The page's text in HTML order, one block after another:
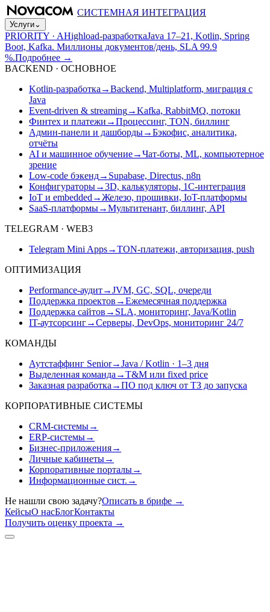
СИСТЕМНАЯ ИНТЕГРАЦИЯ
Услуги⌄
PRIORITY · AHighload-разработкаJava 17–21, Kotlin, Spring
Boot, Kafka. Миллионы документов/день, SLA 99.9
%.Подробнее →
BACKEND · ОСНОВНОЕ
Kotlin-разработка →Backend, Multiplatform, миграция с
Java
Event-driven & streaming→Kafka, RabbitMQ, потоки
Финтех и платежи →Процессинг, TON, биллинг
Админ-панели и дашборды→Бэкофис, аналитика,
отчёты
AI и машинное обучение→Чат-боты, ML, компьютерное
зрение
Low-code бэкенд→ Supabase, Directus, n8n
Конфигураторы→3D, калькуляторы, 1С-интеграция
IoT и embedded →Железо, прошивки, IoT-платформы
SaaS-платформы→Мультитенант, биллинг, API
TELEGRAM · WEB3
Telegram Mini Apps→TON-платежи, авторизация, push
ОПТИМИЗАЦИЯ
Performance-аудит→JVM, GC, SQL, очереди
Поддержка проектов →Ежемесячная поддержка
Поддержка сайтов → SLA, мониторинг, Java/Kotlin
IT-аутсорсинг→Серверы, DevOps, мониторинг 24/7
КОМАНДЫ
Аутстаффинг Senior→Java / Kotlin · 1–3 дня
Выделенная команда →T&M или fixed price
Заказная разработка →ПО под ключ от ТЗ до запуска
КОРПОРАТИВНЫЕ СИСТЕМЫ
CRM-системы→
ERP-системы→
Бизнес-приложения→
Личные кабинеты→
Корпоративные порталы→
Информационные сист. →
Не нашли свою задачу?Описать в брифе →
КейсыО насБлогКонтакты
Получить оценку проекта →